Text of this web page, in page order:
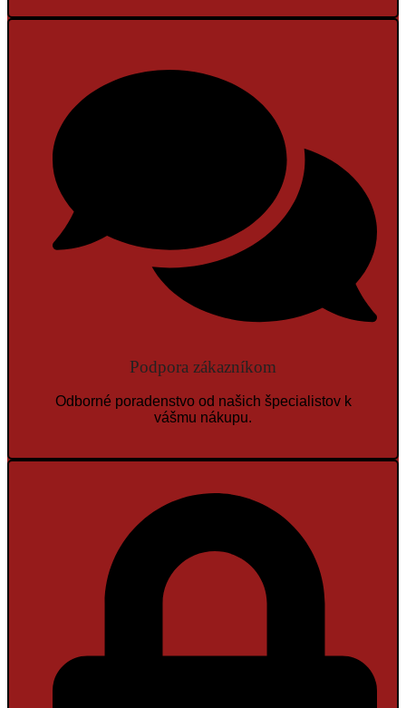
Podpora zákazníkom
Odborné poradenstvo od našich špecialistov k
vášmu nákupu.